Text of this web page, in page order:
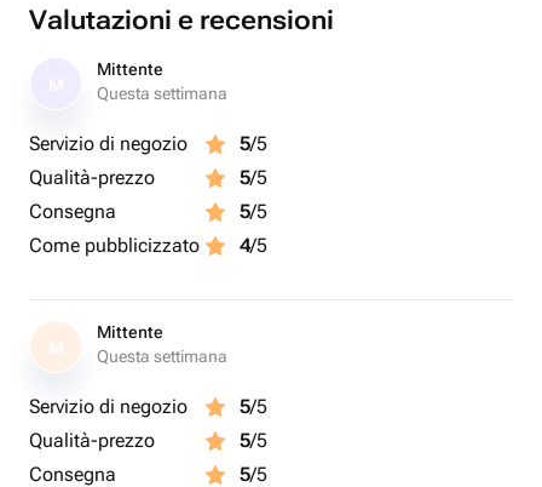
Valutazioni e recensioni
Mittente
Questa settimana
Servizio di negozio 5/5
Qualità-prezzo
5/5
Consegna
5/5
Come pubblicizzato
4/5
M
Mittente
Questa settimana
Servizio di negozio 5/5
Qualità-prezzo
5/5
Consegna
5/5